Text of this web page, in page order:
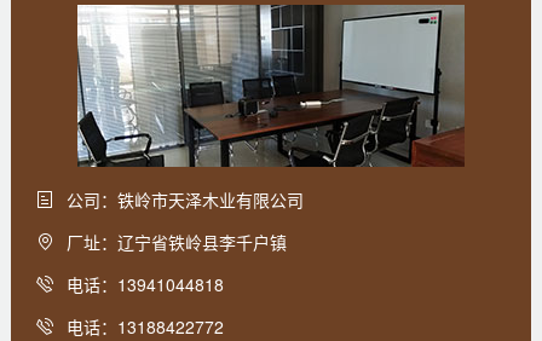
公司：铁岭市天泽木业有限公司
厂址：辽宁省铁岭县李千户镇
电话：13941044818
电话：13188422772